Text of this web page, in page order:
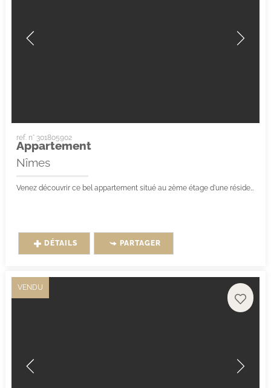
ref. n° 301805902
Appartement
Nîmes
DÉTAILS PARTAGER
VENDU